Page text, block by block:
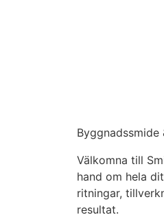
Välkomna till
hand om hela
ritningar,
resultat.